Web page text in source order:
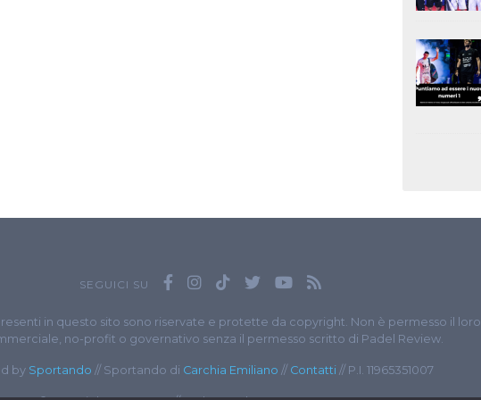
SEGUICI SU
in questo sito sono riservate e protette da copyright. Non è permesso il loro
no-profit o governativo senza il permesso scritto di Padel Review.
by Sportando // Sportando di Carchia Emiliano // Contatti // P.I. 11965351007